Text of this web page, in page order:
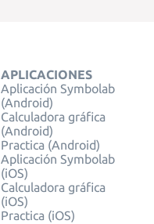
APLICACIONES
Aplicación Symbolab
(Android)
Calculadora gráfica
(Android)
Practica (Android)
Aplicación Symbolab
(iOS)
Calculadora gráfica
(iOS)
Practica (iOS)